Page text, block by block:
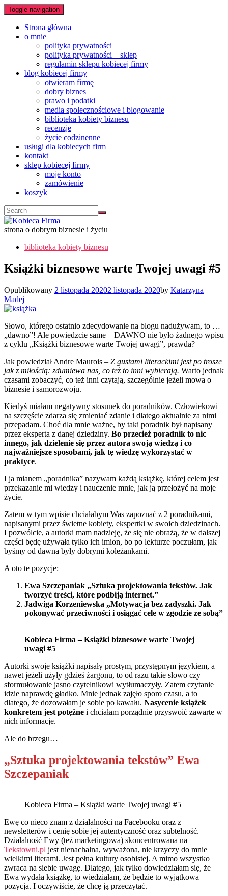
Toggle navigation
Strona główna
o mnie
polityka prywatności
polityka prywatności – sklep
regulamin sklepu kobiecej firmy
blog kobiecej firmy
otwieram firmę
dobry biznes
prawo i podatki
media społecznościowe i blogowanie
biblioteka kobiety biznesu
recenzje
życie codzinenne
usługi dla kobiecych firm
kontakt
sklep kobiecej firmy
moje konto
zamówienie
koszyk
strona o dobrym biznesie i życiu
biblioteka kobiety biznesu
Książki biznesowe warte Twojej uwagi #5
Opublikowany 2 listopada 20202 listopada 2020by Katarzyna
Madej
Słowo, którego ostatnio zdecydowanie na blogu nadużywam, to …
„dawno”! Ale powiedzcie same – DAWNO nie było żadnego wpisu
z cyklu „Książki biznesowe warte Twojej uwagi”, prawda?
Jak powiedział Andre Maurois – Z gustami literackimi jest po trosze
jak z miłością: zdumiewa nas, co też to inni wybierają. Warto jednak
czasami zobaczyć, co też inni czytają, szczególnie jeżeli mowa o
biznesie i samorozwoju.
Kiedyś miałam negatywny stosunek do poradników. Człowiekowi
na szczęście zdarza się zmieniać zdanie i dlatego aktualnie za nimi
przepadam. Choć dla mnie ważne, by taki poradnik był napisany
przez eksperta z danej dziedziny. Bo przecież poradnik to nic
innego, jak dzielenie się przez autora swoją wiedzą i co
najważniejsze sposobami, jak tę wiedzę wykorzystać w
praktyce.
I ja mianem „poradnika” nazywam każdą książkę, której celem jest
przekazanie mi wiedzy i nauczenie mnie, jak ją przełożyć na moje
życie.
Zatem w tym wpisie chciałabym Was zapoznać z 2 poradnikami,
napisanymi przez świetne kobiety, ekspertki w swoich dziedzinach.
I pozwólcie, a autorki mam nadzieję, że się nie obrażą, że w dalszej
części będę używała tylko ich imion, bo po lekturze poczułam, jak
byśmy od dawna były dobrymi koleżankami.
A oto te pozycje:
Ewa Szczepaniak „Sztuka projektowania tekstów. Jak
tworzyć treści, które podbiją internet.”
Jadwiga Korzeniewska „Motywacja bez zadyszki. Jak
pokonywać przeciwności i osiągać cele w zgodzie ze sobą”
Kobieca Firma – Książki biznesowe warte Twojej
uwagi #5
Autorki swoje książki napisały prostym, przystępnym językiem, a
nawet jeżeli użyły gdzieś żargonu, to od razu takie słowo czy
sformułowanie jasno czytelnikowi wytłumaczyły. Zatem czytanie
idzie naprawdę gładko. Mnie jednak zajęło sporo czasu, a to
dlatego, że dozowałam je sobie po kawału. Nasycenie książek
konkretem jest potężne i chciałam porządnie przyswoić zawarte w
nich informacje.
Ale do brzegu…
„Sztuka projektowania tekstów” Ewa
Szczepaniak
Kobieca Firma – Książki warte Twojej uwagi #5
Ewę co nieco znam z działalności na Facebooku oraz z
newsletterów i cenię sobie jej autentyczność oraz subtelność.
Działalność Ewy (też marketingowa) skoncentrowana na
Tekstowni.pl jest nienachalna, wyważona, nie krzyczy do mnie
wielkimi literami. Jest pełna kultury osobistej. A mimo wszystko
zwraca na siebie uwagę. Dlatego, jak tylko dowiedziałam się, że
Ewa wydała książkę, to wiedziałam, że będzie to wyjątkowa
pozycja. I oczywiście, że chcę ją przeczytać.